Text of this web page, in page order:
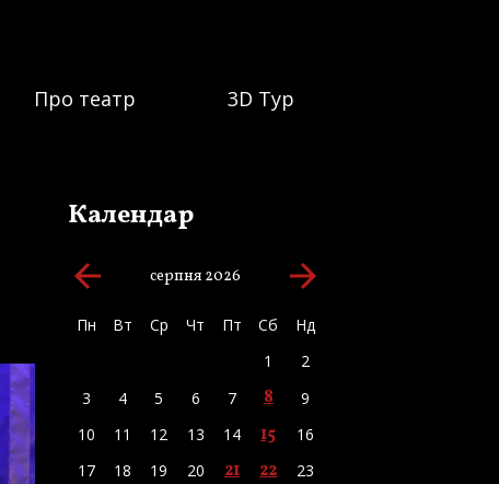
Про театр 3D Тур
Календар
arrow_backward
серпня 2026 arrow_forward
Пн Вт Ср Чт Пт Сб
Нд
1
2
3
4 5 6 7 8
9
10
11 12 13 14 15
16
17
18 19 20 21 22
23